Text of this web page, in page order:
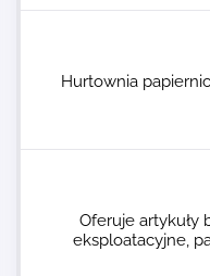
Hurtownia
Oferuje artykuły
eksploatacyjne,